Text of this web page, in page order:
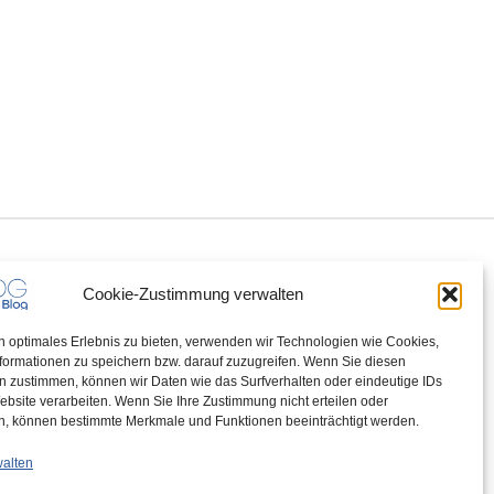
Cookie-Zustimmung verwalten
optimales Erlebnis zu bieten, verwenden wir Technologien wie Cookies,
zu speichern bzw. darauf zuzugreifen. Wenn Sie diesen
zustimmen, können wir Daten wie das Surfverhalten oder eindeutige IDs
verarbeiten. Wenn Sie Ihre Zustimmung nicht erteilen oder
können bestimmte Merkmale und Funktionen beeinträchtigt werden.